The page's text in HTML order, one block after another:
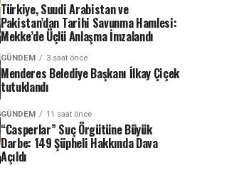
Türkiye, Suudi Arabistan ve
Pakistan’dan Tarihi Savunma Hamlesi:
Mekke’de Üçlü Anlaşma İmzalandı
GÜNDEM 3 saat önce
Menderes Belediye Başkanı İlkay Çiçek
tutuklandı
GÜNDEM 11 saat önce
“Casperlar” Suç Örgütüne Büyük
Darbe: 149 Şüpheli Hakkında Dava
Açıldı